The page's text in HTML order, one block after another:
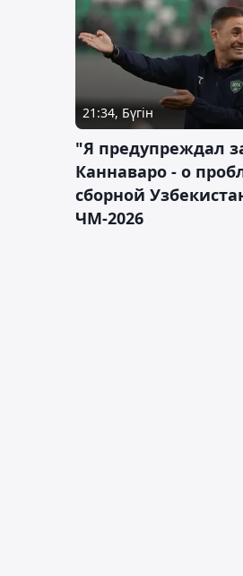
21:34, Бүгін
"Я предупреждал
Каннаваро - о
сборной
ЧМ-2026